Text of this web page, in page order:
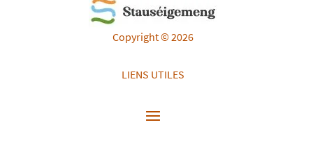
Copyright © 2026
LIENS UTILES